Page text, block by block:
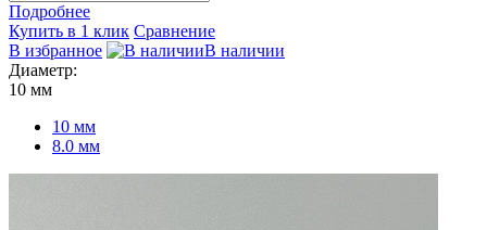
Подробнее
Купить в 1 клик Сравнение
В избранное
В наличии
Диаметр:
10 мм
10 мм
8.0 мм